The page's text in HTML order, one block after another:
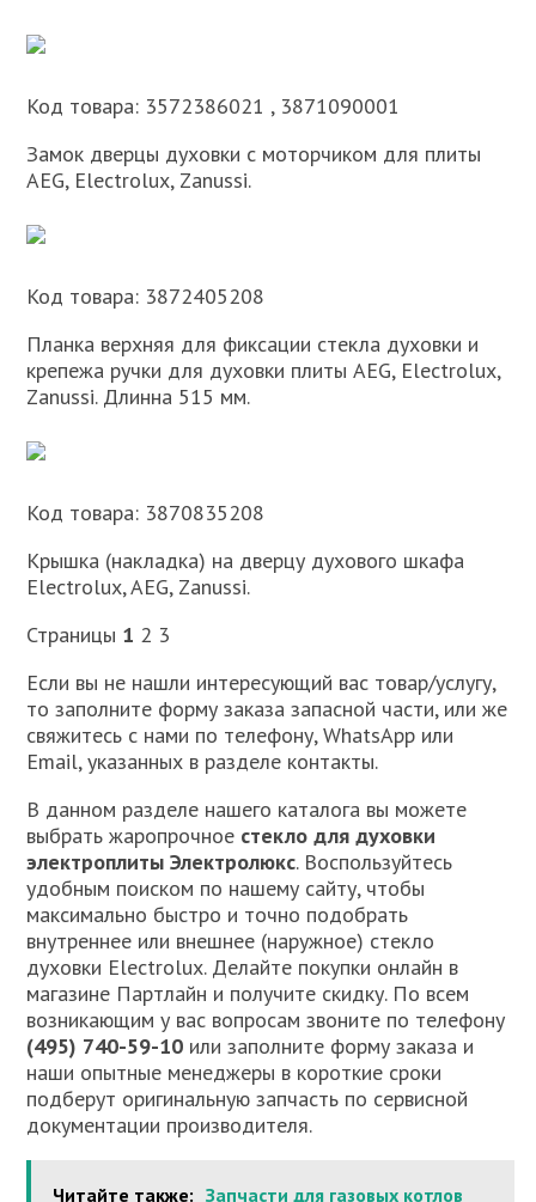
Код товара: 3572386021 , 3871090001
Замок дверцы духовки с моторчиком для плиты
AEG, Electrolux, Zanussi.
Код товара: 3872405208
Планка верхняя для фиксации стекла духовки и
крепежа ручки для духовки плиты AEG, Electrolux,
Zanussi. Длинна 515 мм.
Код товара: 3870835208
Крышка (накладка) на дверцу духового шкафа
Electrolux, AEG, Zanussi.
Страницы 1 2 3
Если вы не нашли интересующий вас товар/услугу,
то заполните форму заказа запасной части, или же
свяжитесь с нами по телефону, WhatsApp или
Email, указанных в разделе контакты.
В данном разделе нашего каталога вы можете
выбрать жаропрочное стекло для духовки
электроплиты Электролюкс. Воспользуйтесь
удобным поиском по нашему сайту, чтобы
максимально быстро и точно подобрать
внутреннее или внешнее (наружное) стекло
духовки Electrolux. Делайте покупки онлайн в
магазине Партлайн и получите скидку. По всем
возникающим у вас вопросам звоните по телефону
(495) 740-59-10 или заполните форму заказа и
наши опытные менеджеры в короткие сроки
подберут оригинальную запчасть по сервисной
документации производителя.
Читайте также: Запчасти для газовых котлов